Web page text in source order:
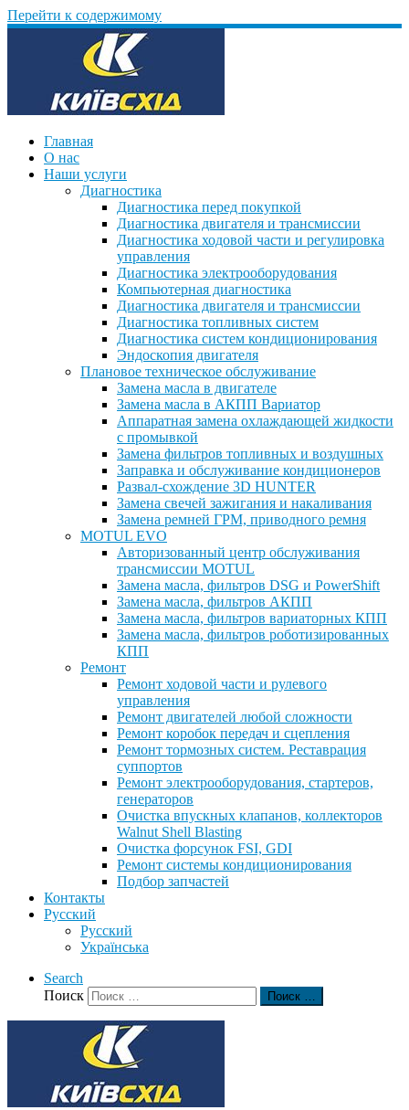
Перейти к содержимому
Главная
О нас
Наши услуги
Диагностика
Диагностика перед покупкой
Диагностика двигателя и трансмиссии
Диагностика ходовой части и регулировка
управления
Диагностика электрооборудования
Компьютерная диагностика
Диагностика двигателя и трансмиссии
Диагностика топливных систем
Диагностика систем кондиционирования
Эндоскопия двигателя
Плановое техническое обслуживание
Замена масла в двигателе
Замена масла в АКПП Вариатор
Аппаратная замена охлаждающей жидкости
с промывкой
Замена фильтров топливных и воздушных
Заправка и обслуживание кондиционеров
Развал-схождение 3D HUNTER
Замена свечей зажигания и накаливания
Замена ремней ГРМ, приводного ремня
MOTUL EVO
Авторизованный центр обслуживания
трансмиссии MOTUL
Замена масла, фильтров DSG и PowerShift
Замена масла, фильтров АКПП
Замена масла, фильтров вариаторных КПП
Замена масла, фильтров роботизированных
КПП
Ремонт
Ремонт ходовой части и рулевого
управления
Ремонт двигателей любой сложности
Ремонт коробок передач и сцепления
Ремонт тормозных систем. Реставрация
суппортов
Ремонт электрооборудования, стартеров,
генераторов
Очистка впускных клапанов, коллекторов
Walnut Shell Blasting
Очистка форсунок FSI, GDI
Ремонт системы кондиционирования
Подбор запчастей
Контакты
Русский
Русский
Українська
Search
Поиск
Поиск …